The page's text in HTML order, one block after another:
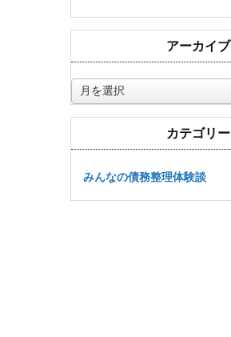
アーカイブ
ー
カ
ブ
カテゴリー
みんなの債務整理体験談